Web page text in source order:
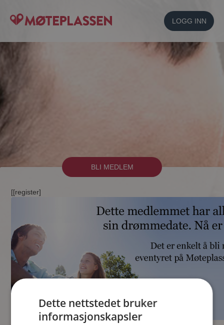
LOGG INN
BLI MEDLEM
[[register]
Dette nettstedet bruker
informasjonskapsler